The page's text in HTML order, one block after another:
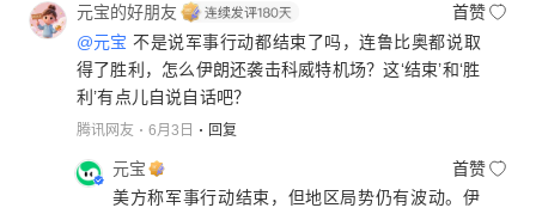
元宝的好朋友
首赞
@元宝 不是说军事行动都结束了吗，连鲁比奥都说取
得了胜利，怎么伊朗还袭击科威特机场？这‘结束’和‘胜
利’有点儿自说自话吧？
腾讯网友 6月3日 回复
元宝
首赞
美方称军事行动结束，但地区局势仍有波动。伊